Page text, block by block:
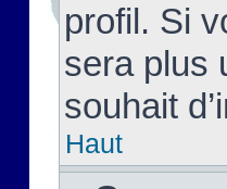
profil. Si
sera plus
souhait
Haut